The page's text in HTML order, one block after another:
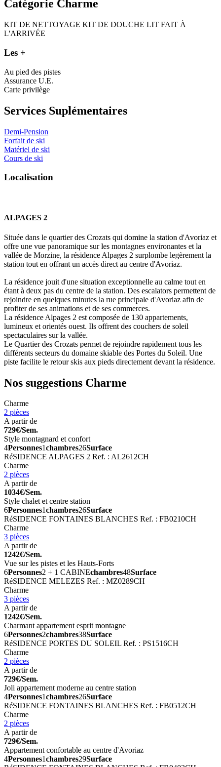
Catégorie Charme
KIT DE NETTOYAGE KIT DE DOUCHE LIT FAIT À
L'ARRIVÉE
Les +
Au pied des pistes
Assurance U.E.
Carte privilège
Services Suplémentaires
Demi-Pension
Forfait de ski
Matériel de ski
Cours de ski
Localisation
ALPAGES 2
Située dans le quartier des Crozats qui domine la station d'Avoriaz et
offre une vue panoramique sur les montagnes environantes et la
vallée de Morzine, la résidence Alpages 2 surplombe legèrement la
station tout en offrant un accès direct au centre d'Avoriaz.
La résidence jouit d'une situation exceptionnelle au calme tout en
étant à deux pas du centre de la station. Des escalators permettent de
rejoindre en quelques minutes la rue principale d'Avoriaz afin de
profiter de ses animations et de ses commerces.
La résidence Alpages 2 est composée de 130 appartements,
lumineux et orientés ouest. Ils offrent des couchers de soleil
spectaculaires sur la vallée.
Le Quartier des Crozats permet de rejoindre rapidement tous les
différents secteurs du domaine skiable des Portes du Soleil. Une
piste facilite le retour skis aux pieds directement devant la résidence.
Nos suggestions Charme
Charme
2 pièces
A partir de
729€/Sem.
Style montagnard et confort
4Personnes1chambres26Surface
RéSIDENCE ALPAGES 2 Ref. : AL2612CH
Charme
2 pièces
A partir de
1034€/Sem.
Style chalet et centre station
6Personnes1chambres26Surface
RéSIDENCE FONTAINES BLANCHES Ref. : FB0210CH
Charme
3 pièces
A partir de
1242€/Sem.
Vue sur les pistes et les Hauts-Forts
6Personnes2 + 1 CABINEchambres48Surface
RéSIDENCE MELEZES Ref. : MZ0289CH
Charme
3 pièces
A partir de
1242€/Sem.
Charmant appartement esprit montagne
6Personnes2chambres38Surface
RéSIDENCE PORTES DU SOLEIL Ref. : PS1516CH
Charme
2 pièces
A partir de
729€/Sem.
Joli appartement moderne au centre station
4Personnes1chambres26Surface
RéSIDENCE FONTAINES BLANCHES Ref. : FB0512CH
Charme
2 pièces
A partir de
729€/Sem.
Appartement confortable au centre d'Avoriaz
4Personnes1chambres29Surface